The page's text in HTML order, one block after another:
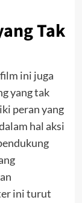
Tak
ini juga
yang tak
peran yang
hal aksi
ini turut